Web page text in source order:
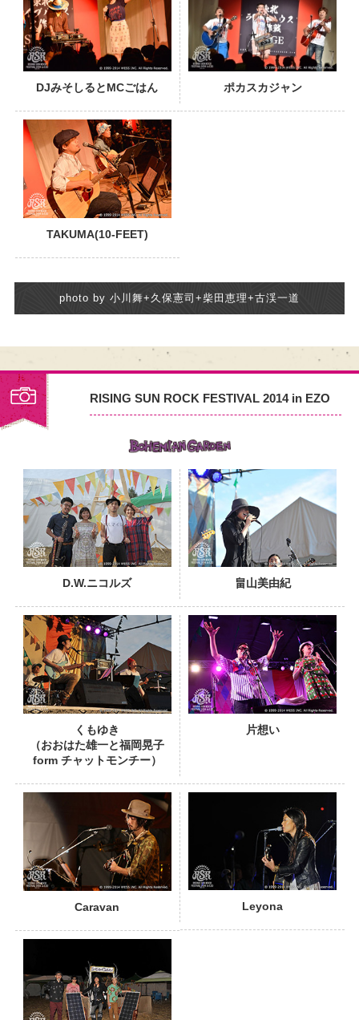
DJみそしるとMCごはん ポカスカジャン
TAKUMA(10-FEET)
photo by 小川舞+久保憲司+柴田恵理+古渓一道
RISING SUN ROCK FESTIVAL 2014 in EZO
D.W.ニコルズ 畠山美由紀
PHOTO
くもゆき
（おおはた雄一と福岡晃子
form チャットモンチー）
片想い
PHOTO
Caravan Leyona
PHOTO